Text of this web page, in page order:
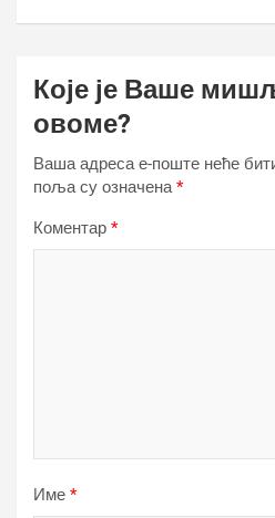
Које је Ваше
овоме?
Ваша адреса е-поште неће
поља су означена*
Коментар *
Име *